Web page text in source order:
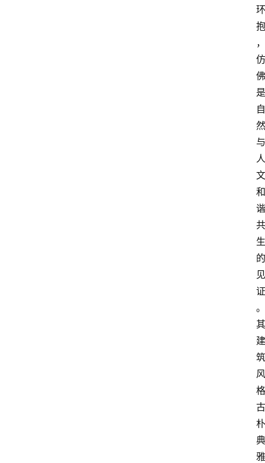
环
抱
，
仿
佛
是
自
然
与
人
文
和
谐
共
生
的
见
证
。
其
建
筑
风
格
古
朴
典
雅